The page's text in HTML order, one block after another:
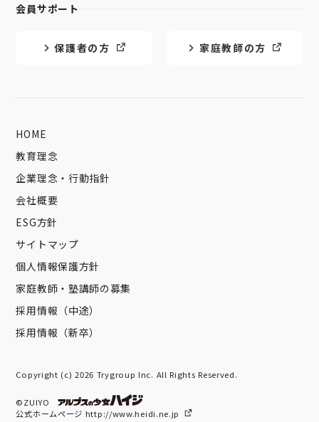
会員サポート
保護者の方 家庭教師の方
HOME
教育理念
企業理念・行動指針
会社概要
ESG方針
サイトマップ
個人情報保護方針
家庭教師・塾講師の募集
採用情報（中途）
採用情報（新卒）
Copyright (c) 2026 Trygroup Inc. All Rights Reserved.
©ZUIYO
公式ホームページ http://www.heidi.ne.jp